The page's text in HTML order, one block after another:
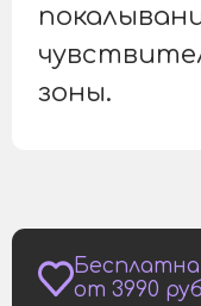
зоны.
от 3990